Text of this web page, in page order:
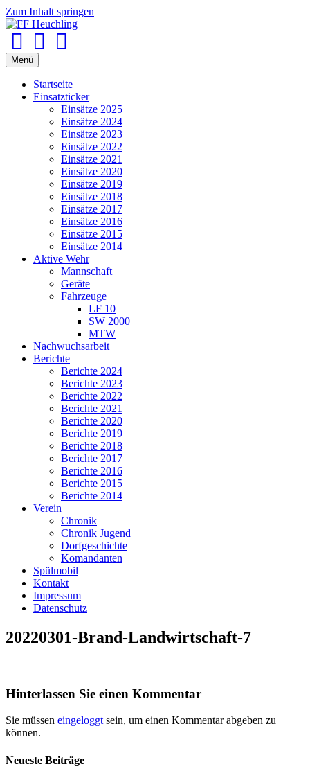
Zum Inhalt springen
Menü
Startseite
Einsatzticker
Einsätze 2025
Einsätze 2024
Einsätze 2023
Einsätze 2022
Einsätze 2021
Einsätze 2020
Einsätze 2019
Einsätze 2018
Einsätze 2017
Einsätze 2016
Einsätze 2015
Einsätze 2014
Aktive Wehr
Mannschaft
Geräte
Fahrzeuge
LF 10
SW 2000
MTW
Nachwuchsarbeit
Berichte
Berichte 2024
Berichte 2023
Berichte 2022
Berichte 2021
Berichte 2020
Berichte 2019
Berichte 2018
Berichte 2017
Berichte 2016
Berichte 2015
Berichte 2014
Verein
Chronik
Chronik Jugend
Dorfgeschichte
Komandanten
Spülmobil
Kontakt
Impressum
Datenschutz
20220301-Brand-Landwirtschaft-7
Hinterlassen Sie einen Kommentar
Sie müssen eingeloggt sein, um einen Kommentar abgeben zu
können.
Neueste Beiträge